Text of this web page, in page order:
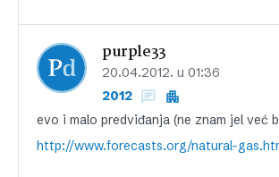
purple33
20.04.2012. u 01:36
2012
evo i malo predviđanja (ne znam jel već
http://www.forecasts.org/natural-